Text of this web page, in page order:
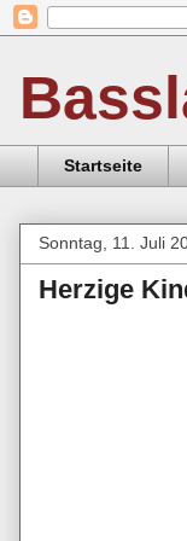
Startseite
Sonntag, 11. Juli
Herzige